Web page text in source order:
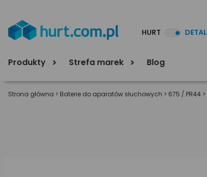
HURT DETAL
Produkty Strefa marek Blog
Strona główna > Baterie do aparatów słuchowych > 675 / PR44 >